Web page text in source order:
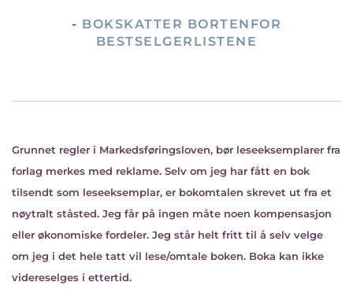
- BOKSKATTER BORTENFOR
BESTSELGERLISTENE
Grunnet regler i Markedsføringsloven, bør leseeksemplarer fra
forlag merkes med reklame. Selv om jeg har fått en bok
tilsendt som leseeksemplar, er bokomtalen skrevet ut fra et
nøytralt ståsted. Jeg får på ingen måte noen kompensasjon
eller økonomiske fordeler. Jeg står helt fritt til å selv velge
om jeg i det hele tatt vil lese/omtale boken. Boka kan ikke
videreselges i ettertid.